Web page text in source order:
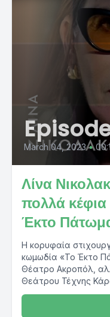
March 04, 2023 •
Λίνα
πολλά
Έκτο
Η κορυφαία
κωμωδία «Το Έκτο
Θέατρο Ακροπόλ,
Θεάτρου Τέχνης